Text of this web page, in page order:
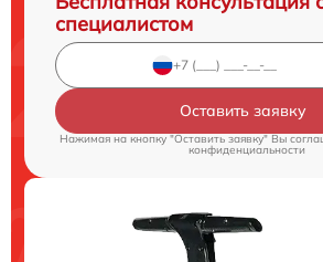
специалистом
Оставить заявку
Нажимая на кнопку "Оставить заявку" Вы
конфиденциальности